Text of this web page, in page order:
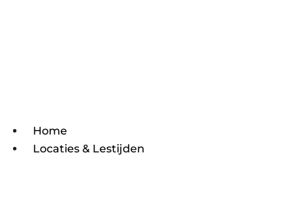
Home
Locaties & Lestijden